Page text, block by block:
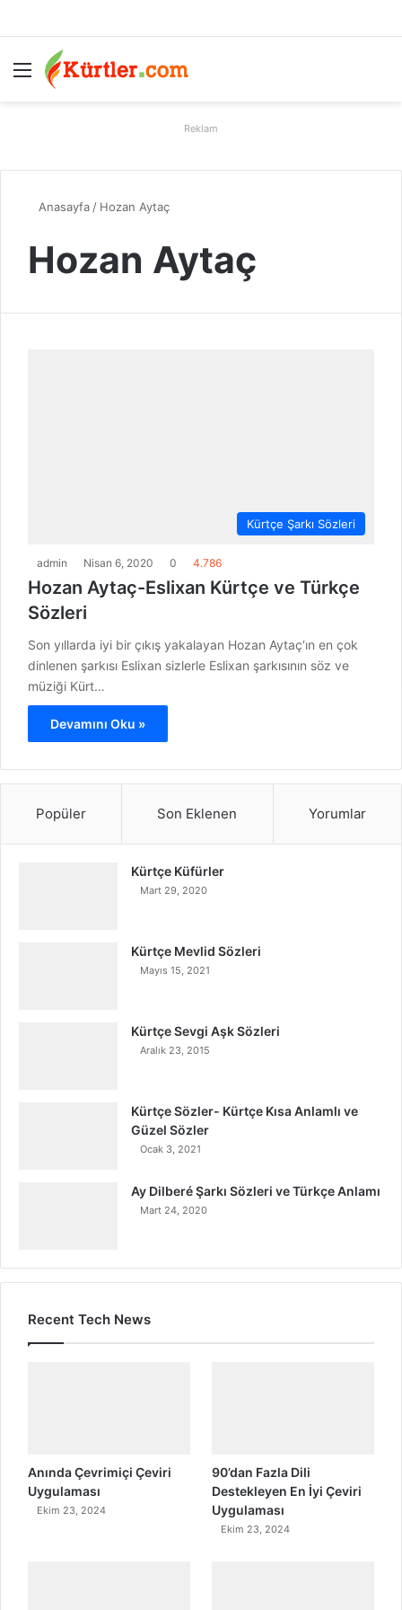
Menü
Reklam
Anasayfa / Hozan Aytaç
Hozan Aytaç
Kürtçe Şarkı Sözleri
admin Nisan 6, 2020 0 4.786
Hozan Aytaç-Eslixan Kürtçe ve Türkçe
Sözleri
Son yıllarda iyi bir çıkış yakalayan Hozan Aytaç‘ın en çok
dinlenen şarkısı Eslixan sizlerle Eslixan şarkısının söz ve
müziği Kürt…
Devamını Oku »
Popüler Son Eklenen Yorumlar
Kürtçe Küfürler
Mart 29, 2020
Kürtçe Mevlid Sözleri
Mayıs 15, 2021
Kürtçe Sevgi Aşk Sözleri
Aralık 23, 2015
Kürtçe Sözler- Kürtçe Kısa Anlamlı ve
Güzel Sözler
Ocak 3, 2021
Ay Dilberé Şarkı Sözleri ve Türkçe Anlamı
Mart 24, 2020
Recent Tech News
Anında Çevrimiçi Çeviri
Uygulaması
Ekim 23, 2024
90’dan Fazla Dili
Destekleyen En İyi Çeviri
Uygulaması
Ekim 23, 2024